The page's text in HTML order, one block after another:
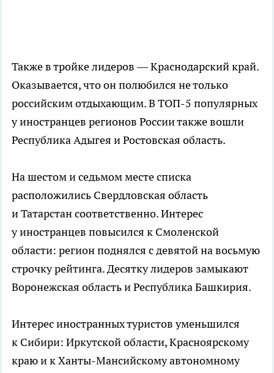
Также в тройке лидеров — Краснодарский край.
Оказывается, что он полюбился не только
российским отдыхающим. В ТОП-5 популярных
у иностранцев регионов России также вошли
Республика Адыгея и Ростовская область.
На шестом и седьмом месте списка
расположились Свердловская область
и Татарстан соответственно. Интерес
у иностранцев повысился к Смоленской
области: регион поднялся с девятой на восьмую
строчку рейтинга. Десятку лидеров замыкают
Воронежская область и Республика Башкирия.
Интерес иностранных туристов уменьшился
к Сибири: Иркутской области, Красноярскому
краю и к Ханты-Мансийскому автономному